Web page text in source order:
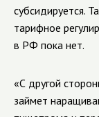
субсидируется.
тарифное
в РФ пока нет.
«С другой
займет